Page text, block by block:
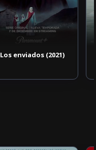
Los enviados (2021)